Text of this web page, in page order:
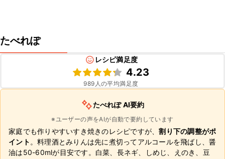
たべれぽ
レシピ満足度
4.23
989 人の平均満足度
たべれぽ AI要約
※ユーザーの声をAIが自動で要約しています
家庭でも作りやすいすき焼きのレシピですが、割り下の調整がポ
イント 。料理酒とみりんは先に煮切ってアルコールを飛ばし、醤
油は50-60mlが目安です。白菜、長ネギ、しめじ、えのき、豆